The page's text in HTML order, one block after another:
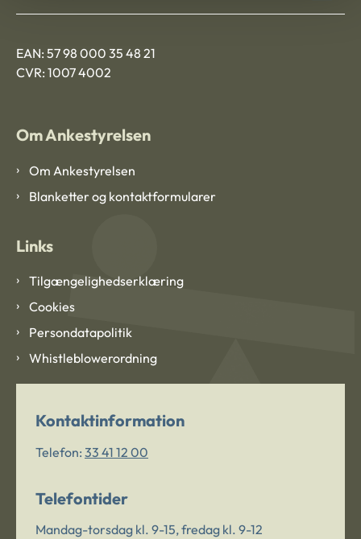
EAN: 57 98 000 35 48 21
CVR: 1007 4002
Om Ankestyrelsen
Om Ankestyrelsen
Blanketter og kontaktformularer
Links
Tilgængelighedserklæring
Cookies
Persondatapolitik
Whistleblowerordning
Kontaktinformation
Telefon: 33 41 12 00
Telefontider
Mandag-torsdag kl. 9-15, fredag kl. 9-12